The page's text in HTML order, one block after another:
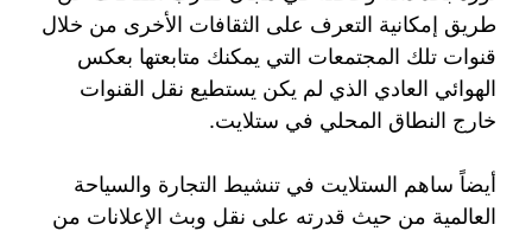
طريق إمكانية التعرف على الثقافات الأخرى من خلال
قنوات تلك المجتمعات التي يمكنك متابعتها بعكس
الهوائي العادي الذي لم يكن يستطيع نقل القنوات
خارج النطاق المحلي في ستلايت.
أيضاً ساهم الستلايت في تنشيط التجارة والسياحة
العالمية من حيث قدرته على نقل وبث الإعلانات من